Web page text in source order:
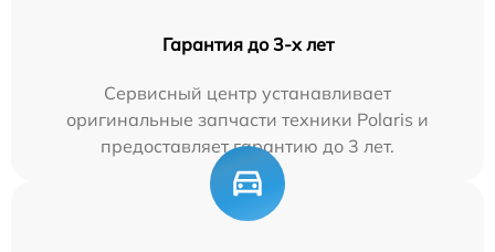
Гарантия до 3-х лет
Сервисный центр устанавливает
оригинальные запчасти техники Polaris и
предоставляет гарантию до 3 лет.